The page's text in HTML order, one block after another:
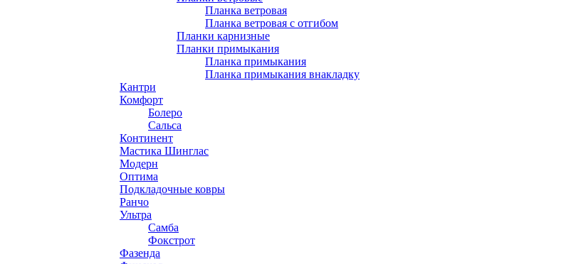
Планка ветровая
Планка ветровая с отгибом
Планки карнизные
Планки примыкания
Планка примыкания
Планка примыкания внакладку
Кантри
Комфорт
Болеро
Сальса
Континент
Мастика Шинглас
Модерн
Оптима
Подкладочные ковры
Ранчо
Ультра
Самба
Фокстрот
Фазенда